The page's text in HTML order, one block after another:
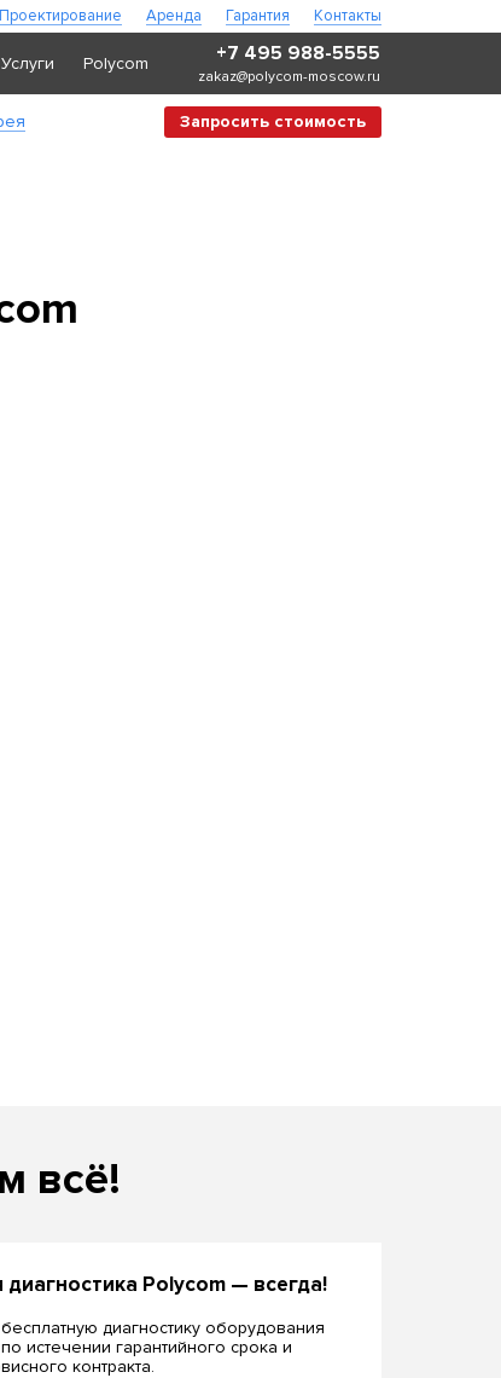
Проектирование Аренда Гарантия Контакты
Услуги Polycom +7 495 988-5555
zakaz@polycom-moscow.ru
Запросить стоимость
всё!
диагностика Polycom — всегда!
диагностику оборудования
истечении гарантийного срока и
контракта.